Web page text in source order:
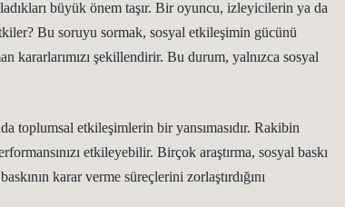
büyük önem taşır. Bir oyuncu, izleyicilerin ya da
Bu soruyu sormak, sosyal etkileşimin gücünü
kararlarımızı şekillendirir. Bu durum, yalnızca sosyal
toplumsal etkileşimlerin bir yansımasıdır. Rakibin
etkileyebilir. Birçok araştırma, sosyal baskı
karar verme süreçlerini zorlaştırdığını